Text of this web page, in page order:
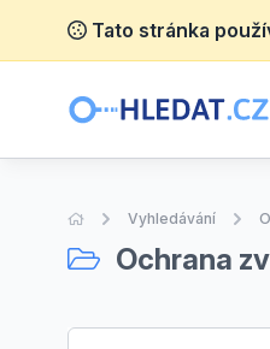
Tato stránka
Úvodní stránka
Vyhledávání
Ochrana